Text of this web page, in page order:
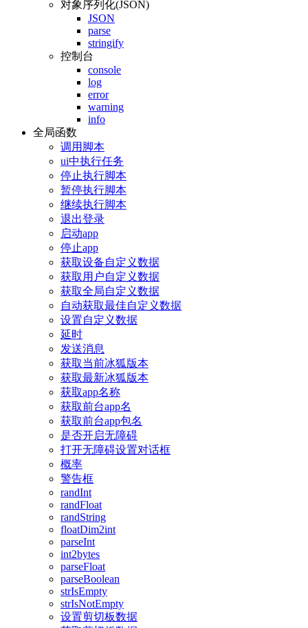
对象序列化(JSON)
JSON
parse
stringify
控制台
console
log
error
warning
info
全局函数
调用脚本
ui中执行任务
停止执行脚本
暂停执行脚本
继续执行脚本
退出登录
启动app
停止app
获取设备自定义数据
获取用户自定义数据
获取全局自定义数据
自动获取最佳自定义数据
设置自定义数据
延时
发送消息
获取当前冰狐版本
获取最新冰狐版本
获取app名称
获取前台app名
获取前台app包名
是否开启无障碍
打开无障碍设置对话框
概率
警告框
randInt
randFloat
randString
floatDim2int
parseInt
int2bytes
parseFloat
parseBoolean
strIsEmpty
strIsNotEmpty
设置剪切板数据